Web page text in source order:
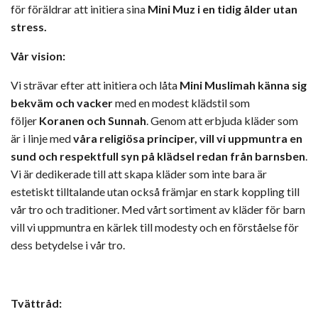
för föräldrar att initiera sina Mini Muz i en tidig ålder utan
stress.
Vår vision:
Vi strävar efter att initiera och låta Mini Muslimah känna sig
bekväm och vackermed en modest klädstil som
följer Koranen och Sunnah . Genom att erbjuda kläder som
är i linje medvåra religiösa principer, vill vi uppmuntra en
sund och respektfull syn på klädsel redan från barnsben
Vi är dedikerade till att skapa kläder som inte bara är
estetiskt tilltalande utan också främjar en stark koppling till
vår tro och traditioner. Med vårt sortiment av kläder för barn
vill vi uppmuntra en kärlek till modesty och en förståelse för
dess betydelse i vår tro.
Tvättråd: